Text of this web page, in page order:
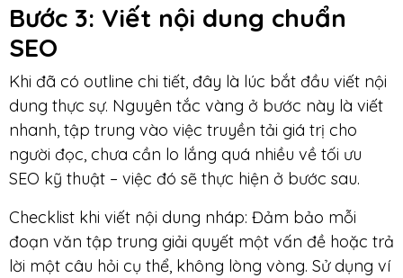
Bước 3: Viết nội dung chuẩn
SEO
Khi đã có outline chi tiết, đây là lúc bắt đầu viết nội
dung thực sự. Nguyên tắc vàng ở bước này là viết
nhanh, tập trung vào việc truyền tải giá trị cho
người đọc, chưa cần lo lắng quá nhiều về tối ưu
SEO kỹ thuật – việc đó sẽ thực hiện ở bước sau.
Checklist khi viết nội dung nháp: Đảm bảo mỗi
đoạn văn tập trung giải quyết một vấn đề hoặc trả
lời một câu hỏi cụ thể, không lòng vòng. Sử dụng ví